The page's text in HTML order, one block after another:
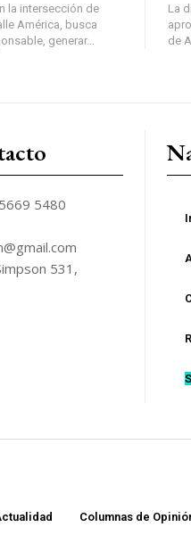
la intersección de
América, busca
generar...
La
de
5480
531,
Columnas de